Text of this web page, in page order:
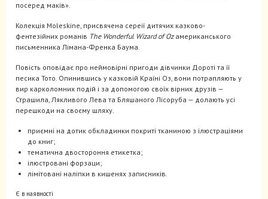
посеред маків».
Колекція Moleskine, присвячена сереії дитячих казково-
фентезійних романів The Wonderful Wizard of Ozамериканського
письменника Лімана-Френка Баума.
Повість оповідає про неймовірні пригоди дівчинки Дороті та її
песика Тото. Опинившись у казковій Країні Оз, вони потрапляють у
вир карколомних подій і за допомогою своїх вірних друзів —
Страшила, Лякливого Лева та Бляшаного Лісоруба — долають усі
перешкоди на своєму шляху.
приємні на дотик обкладинки покриті тканиною з ілюстраціями
до книг;
тематична двостороння етикетка;
ілюстровані форзаци;
лімітовані наліпки в кишенях записників.
Є в наявності